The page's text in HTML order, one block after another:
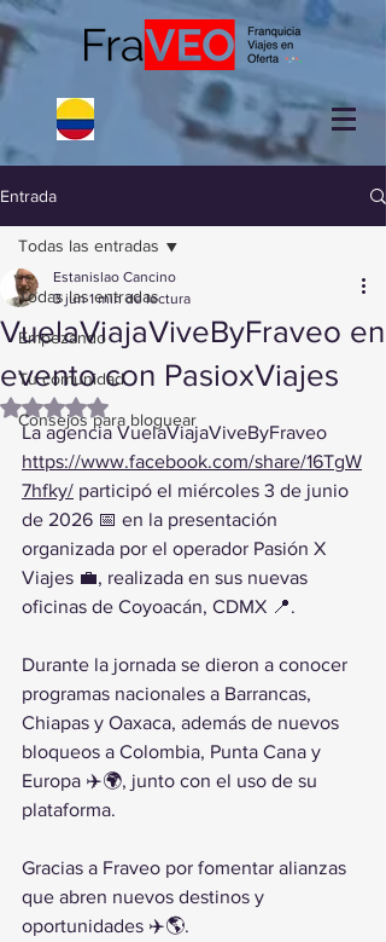
Entrada
Todas las entradas
Empezando
Tu comunidad
Consejos para bloguear
Todas las entradas
VuelaViajaViveByFraveo en
evento con PasioxViajes
Estanislao Cancino
3 jun 1 min de lectura
Obtuvo NaN de 5 estrellas.
La agencia VuelaViajaViveByFraveo
https://www.facebook.com/share/16TgW
7hfky/ participó el miércoles 3 de junio
de 2026 📅 en la presentación
organizada por el operador Pasión X
Viajes 💼, realizada en sus nuevas
oficinas de Coyoacán, CDMX 📍.
Durante la jornada se dieron a conocer
programas nacionales a Barrancas,
Chiapas y Oaxaca, además de nuevos
bloqueos a Colombia, Punta Cana y
Europa ✈️🌍, junto con el uso de su
plataforma.
Gracias a Fraveo por fomentar alianzas
que abren nuevos destinos y
oportunidades ✈️🌎.